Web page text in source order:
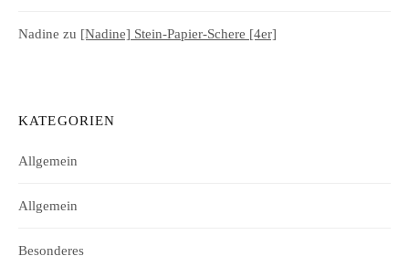
Nadine zu [Nadine] Stein-Papier-Schere [4er]
KATEGORIEN
Allgemein
Allgemein
Besonderes